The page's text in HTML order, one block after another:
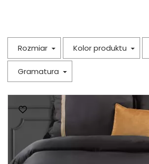
Rozmiar Kolor produktu
Gramatura